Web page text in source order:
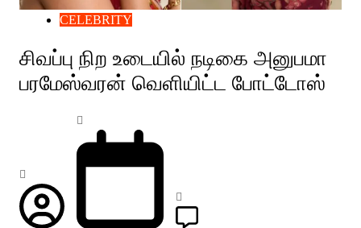
CELEBRITY
சிவப்பு நிற உடையில் நடிகை அனுபமா
பரமேஸ்வரன் வெளியிட்ட போட்டோஸ்